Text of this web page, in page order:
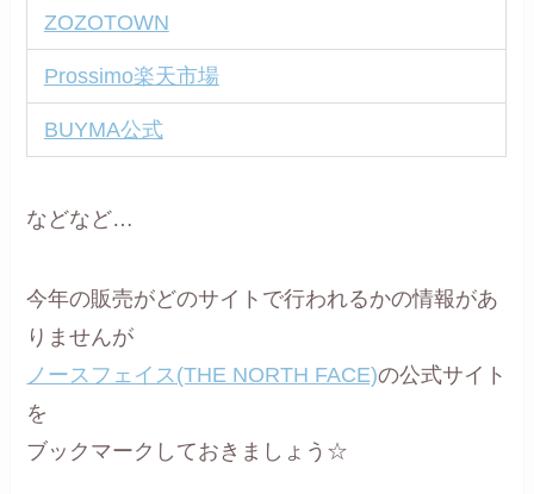
ZOZOTOWN
Prossimo楽天市場
BUYMA公式
などなど…
今年の販売がどのサイトで行われるかの情報があ
りませんが
ノースフェイス(THE NORTH FACE)の公式サイト
を
ブックマークしておきましょう☆